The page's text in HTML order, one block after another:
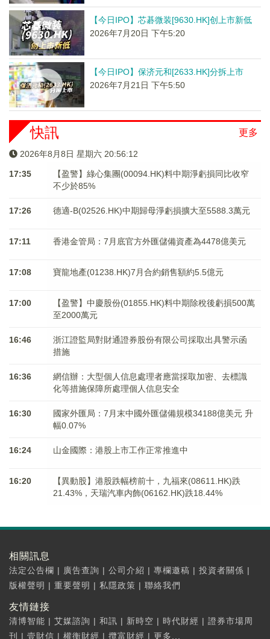
【今日IPO】芯碁微装[9630.HK]创上市新低
2026年7月20日 下午5:20
【今日IPO】保济元和[2633.HK]分拆上市
2026年7月21日 下午5:50
更多
快訊
2026年8月8日 星期六 20:56:12
17:35
【盈警】綠心集團(00094.HK)料中期淨虧損同比收窄
不少於85%
17:26 德適-B(02526.HK)中期歸母淨虧損擴大至5588.3萬元
17:11 香港金管局：7月底官方外匯儲備資產為4478億美元
17:08 寶龍地產(01238.HK)7月合約銷售額約5.5億元
17:00
【盈警】中慶股份(01855.HK)料中期除稅後虧損500萬
至2000萬元
16:46
浙江證監局對財通證券股份有限公司採取出具警示函
措施
16:36
網信辦：大型個人信息處理者應當採取加密、去標識
化等措施保障所處理個人信息安全
16:30
國家外匯局：7月末中國外匯儲備規模34188億美元 升
幅0.07%
16:24 山金國際：港股上市工作正常推進中
16:20
【異動股】港股跌幅榜前十，九福來(08611.HK)跌
21.43%，天瑞汽車内飾(06162.HK)跌18.44%
相關訊息
法定公告欄 | 廣告查詢 | 公司介紹 | 專欄邀稿 | 投資者關係 |
版權聲明 | 重要聲明 | 私隱政策 | 聯絡我們
友情鏈接
清博智能 | 艾媒諮詢 | 和訊 | 新時空 | 時代財經 | 證券市場周
刊
| 壹財信 | 權衡財經 | 攬富財經 | 更多...